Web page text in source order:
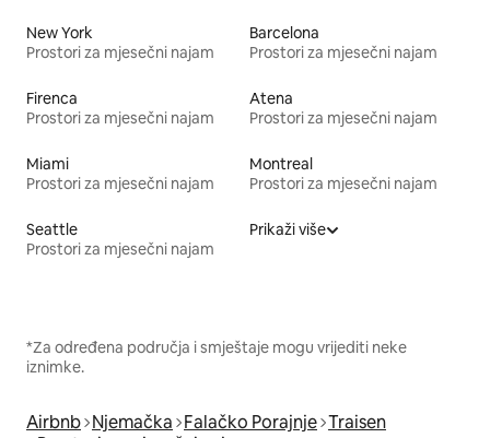
New York
Prostori za mjesečni najam
Barcelona
Prostori za mjesečni najam
Firenca
Prostori za mjesečni najam
Atena
Prostori za mjesečni najam
Miami
Prostori za mjesečni najam
Montreal
Prostori za mjesečni najam
Seattle
Prostori za mjesečni najam
Prikaži više
*Za određena područja i smještaje mogu vrijediti neke
iznimke.
Airbnb Njemačka Falačko Porajnje Traisen